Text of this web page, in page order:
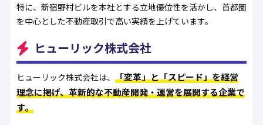
特に、新宿野村ビルを本社とする立地優位性を活かし、首都圏
を中心とした不動産取引で高い実績を上げています。
ヒューリック株式会社
ヒューリック株式会社は、 「変革」と「スピード」を経営
理念に掲げ、革新的な不動産開発・運営を展開する企業で
す。